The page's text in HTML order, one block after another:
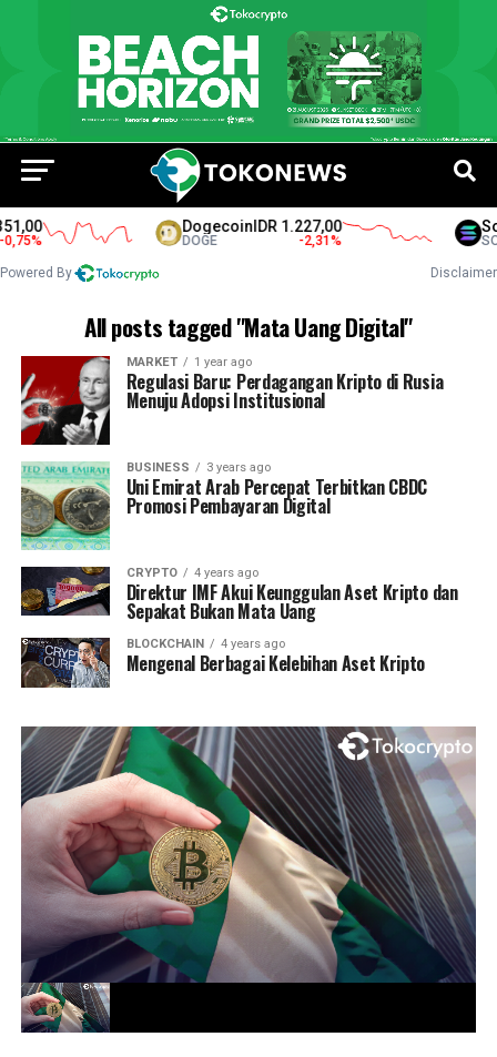
%
DogecoinIDR 1.227,00
DOGE -2,31 % SOL
Powered By Disclaimer
All posts tagged "Mata Uang Digital"
MARKET 1 year ago
Regulasi Baru: Perdagangan Kripto di Rusia
Menuju Adopsi Institusional
BUSINESS 3 years ago
Uni Emirat Arab Percepat Terbitkan CBDC
Promosi Pembayaran Digital
CRYPTO 4 years ago
Direktur IMF Akui Keunggulan Aset Kripto dan
Sepakat Bukan Mata Uang
BLOCKCHAIN 4 years ago
Mengenal Berbagai Kelebihan Aset Kripto